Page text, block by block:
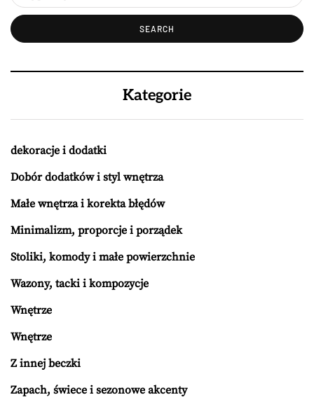
Kategorie
dekoracje i dodatki
Dobór dodatków i styl wnętrza
Małe wnętrza i korekta błędów
Minimalizm, proporcje i porządek
Stoliki, komody i małe powierzchnie
Wazony, tacki i kompozycje
Wnętrze
Wnętrze
Z innej beczki
Zapach, świece i sezonowe akcenty